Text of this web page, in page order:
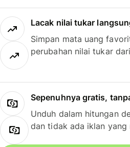
Lacak nilai tukar
Simpan mata uang
perubahan nilai tukar
Sepenuhnya gratis,
Unduh dalam hitungan
dan tidak ada iklan yang